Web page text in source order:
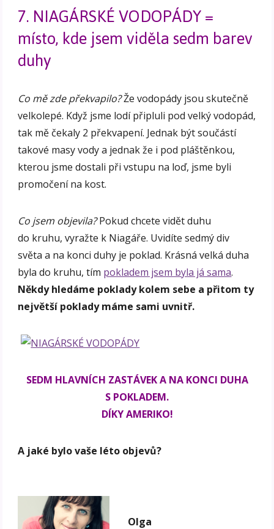
7. NIAGÁRSKÉ VODOPÁDY =
místo, kde jsem viděla sedm barev
duhy
Co mě zde překvapilo?Že vodopády jsou skutečně
velkolepé. Když jsme lodí připluli pod velký vodopád,
tak mě čekaly 2 překvapení. Jednak být součástí
takové masy vody a jednak že i pod pláštěnkou,
kterou jsme dostali při vstupu na loď, jsme byli
promočení na kost.
Co jsem objevila?Pokud chcete vidět duhu
do kruhu, vyražte k Niagáře. Uvidíte sedmý div
světa a na konci duhy je poklad. Krásná velká duha
byla do kruhu, tím pokladem jsem byla já sama.
Někdy hledáme poklady kolem sebe a přitom ty
největší poklady máme sami uvnitř.
SEDM HLAVNÍCH ZASTÁVEK A NA KONCI DUHA
S POKLADEM.
DÍKY AMERIKO!
A jaké bylo vaše léto objevů?
Olga